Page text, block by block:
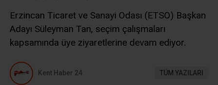
Erzincan Ticaret ve Sanayi Odası (ETSO) Başkan
Adayı Süleyman Tan, seçim çalışmaları
kapsamında üye ziyaretlerine devam ediyor.
Kent Haber 24 TÜM YAZILARI